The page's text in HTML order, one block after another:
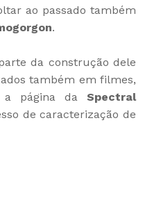
ao passado também
.
da construção dele
também em filmes,
a página da Spectral
de caracterização de